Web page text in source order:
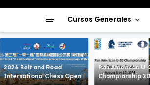
Cursos Generales
2026 Belt and Road
International Chess Open
Pan American U-
Championship